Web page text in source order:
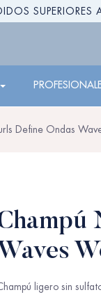
SUPERIORES
Define Ondas
Waves
ligero sin